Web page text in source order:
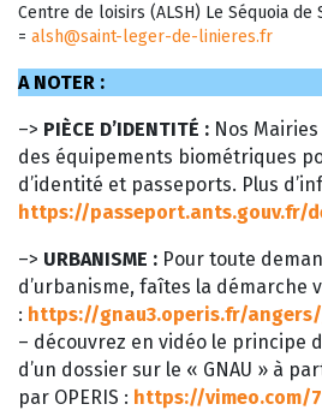
Centre de loisirs (ALSH) Le Séquoia de
= alsh@saint-leger-de-linieres.fr
A NOTER :
–> PIÈCE D’IDENTITÉ : Nos
des équipements biométriques
d’identité et passeports. Plus
https://passeport.ants.gouv.fr/
–> URBANISME : Pour toute
d’urbanisme, faîtes la démarche
: https://gnau3.operis.fr/
– découvrez en vidéo le principe
d’un dossier sur le « GNAU » à
par OPERIS : https://vimeo.com/